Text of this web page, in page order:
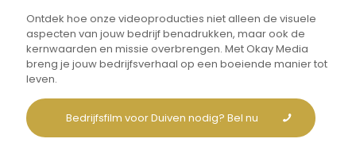
Ontdek hoe onze videoproducties niet alleen de visuele
aspecten van jouw bedrijf benadrukken, maar ook de
kernwaarden en missie overbrengen. Met Okay Media
breng je jouw bedrijfsverhaal op een boeiende manier tot
leven.
Bedrijfsfilm voor Duiven nodig? Bel nu